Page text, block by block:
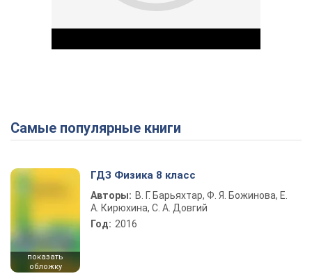
Play Video
Самые популярные книги
показать
обложку
ГДЗ Физика 8 класс
Авторы: В. Г. Барьяхтар, Ф. Я. Божинова, Е.
А. Кирюхина, С. А. Довгий
Год: 2016